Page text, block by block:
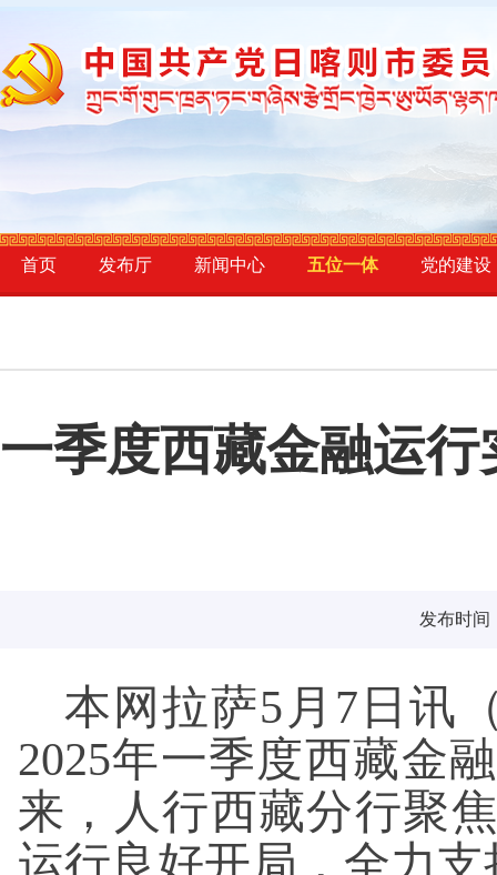
首页 发布厅 新闻中心 五位一体 党的建设
一季度西藏金融运行
发布时间
本网拉萨5月7日
2025年一季度西藏金
来，人行西藏分行聚
运行良好开局，全力